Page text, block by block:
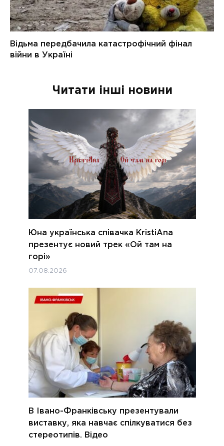
Читати інші новини
Юна українська співачка KristiAna
презентує новий трек «Ой там на
горі»
07.08.2026
В Івано-Франківську презентували
виставку, яка навчає спілкуватися без
стереотипів. Відео